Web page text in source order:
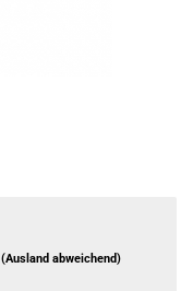
(Ausland abweichend)